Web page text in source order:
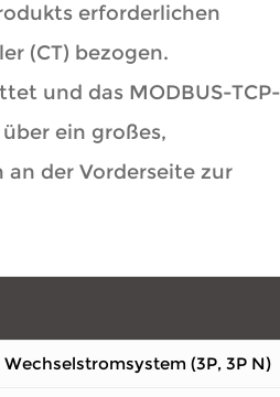
erforderlichen
(CT) bezogen.
und das MODBUS-TCP-
ein großes,
der Vorderseite zur
(3P, 3P N)